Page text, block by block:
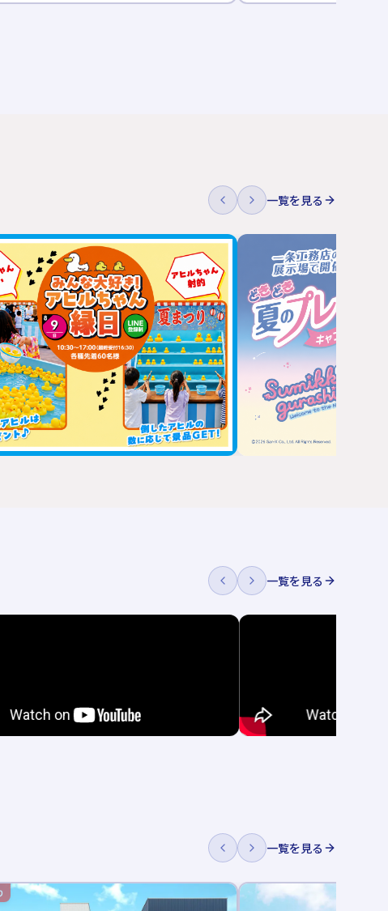
一覧を見る
一覧を見る
一覧を見る